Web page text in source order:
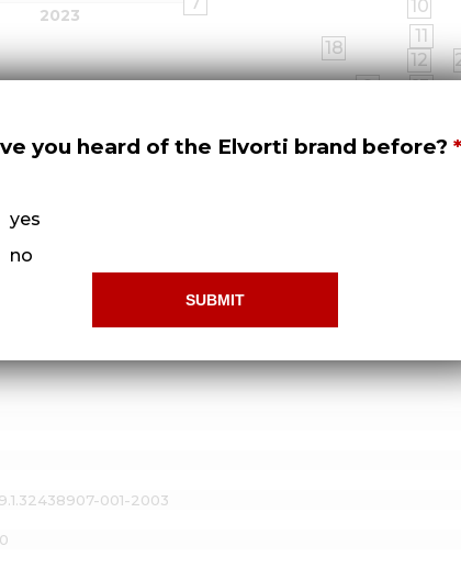
2023
права доступа нужно -
9
10
11
12
13
18
001-2003
you heard of the Elvorti brand before?
yes
no